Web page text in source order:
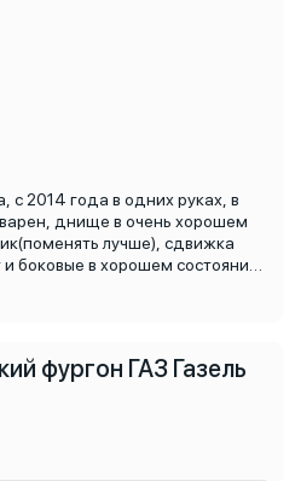
2014 года в одних руках, в
днище в очень хорошем
лучше), сдвижка
боковые в хорошем состоянии,
фургон ГАЗ Газель